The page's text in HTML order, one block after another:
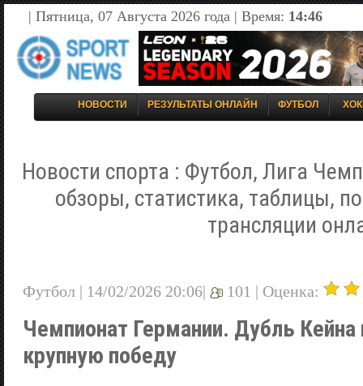
| Пятница, 07 Августа 2026 года | Время: 14:46
НОВОСТИ РЕЗУЛЬТАТЫ ОНЛАЙН ФУТБОЛ
Новости спорта : Футбол, Лига
обзоры, статистика, таблицы,
трансляции
Футбол | 14/02/2026 20:06| 101 | Оценка:
Чемпионат Германии. Дубль Кейна
крупную победу